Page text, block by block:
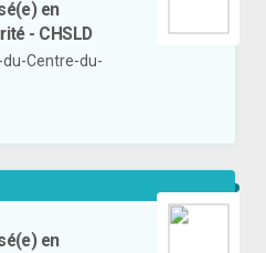
en
- CHSLD
du-Centre-du-
en